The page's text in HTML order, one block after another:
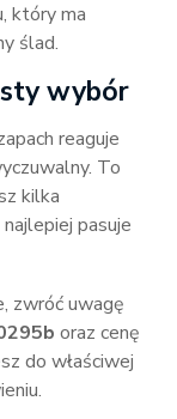
który ma
ślad.
wybór
reaguje
To
kilka
pasuje
zwróć uwagę
oraz cenę
do właściwej